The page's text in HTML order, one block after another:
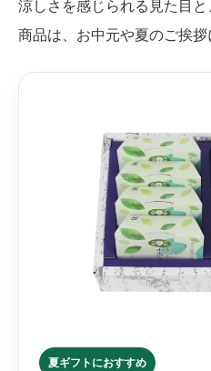
涼しさを感じられる見た目
商品は、お中元や夏のご挨拶
夏ギフトにおすすめ